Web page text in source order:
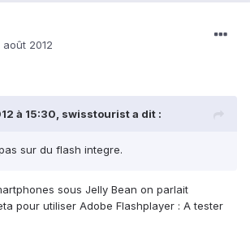
août 2012
à 15:30, swisstourist a dit :
sur du flash integre.
sous Jelly Bean on parlait
pour utiliser Adobe Flashplayer : A tester